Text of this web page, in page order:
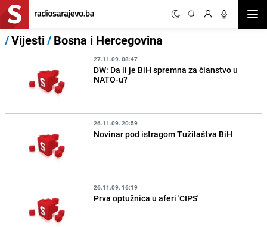
/Vijesti/Bosna i Hercegovina
27.11.09. 08:47
DW: Da li je BiH spremna za članstvo u
NATO-u?
26.11.09. 20:59
Novinar pod istragom Tužilaštva BiH
26.11.09. 16:19
Prva optužnica u aferi 'CIPS'